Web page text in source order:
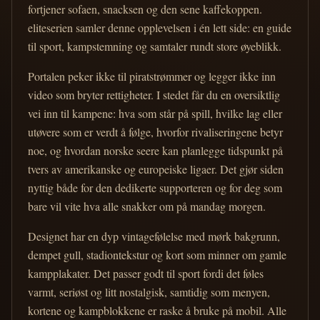
fortjener sofaen, snacksen og den sene kaffekoppen.
eliteserien samler denne opplevelsen i én lett side: en guide
til sport, kampstemning og samtaler rundt store øyeblikk.
Portalen peker ikke til piratstrømmer og legger ikke inn
video som bryter rettigheter. I stedet får du en oversiktlig
vei inn til kampene: hva som står på spill, hvilke lag eller
utøvere som er verdt å følge, hvorfor rivaliseringene betyr
noe, og hvordan norske seere kan planlegge tidspunkt på
tvers av amerikanske og europeiske ligaer. Det gjør siden
nyttig både for den dedikerte supporteren og for deg som
bare vil vite hva alle snakker om på mandag morgen.
Designet har en dyp vintagefølelse med mørk bakgrunn,
dempet gull, stadiontekstur og kort som minner om gamle
kampplakater. Det passer godt til sport fordi det føles
varmt, seriøst og litt nostalgisk, samtidig som menyen,
kortene og kampblokkene er raske å bruke på mobil. Alle